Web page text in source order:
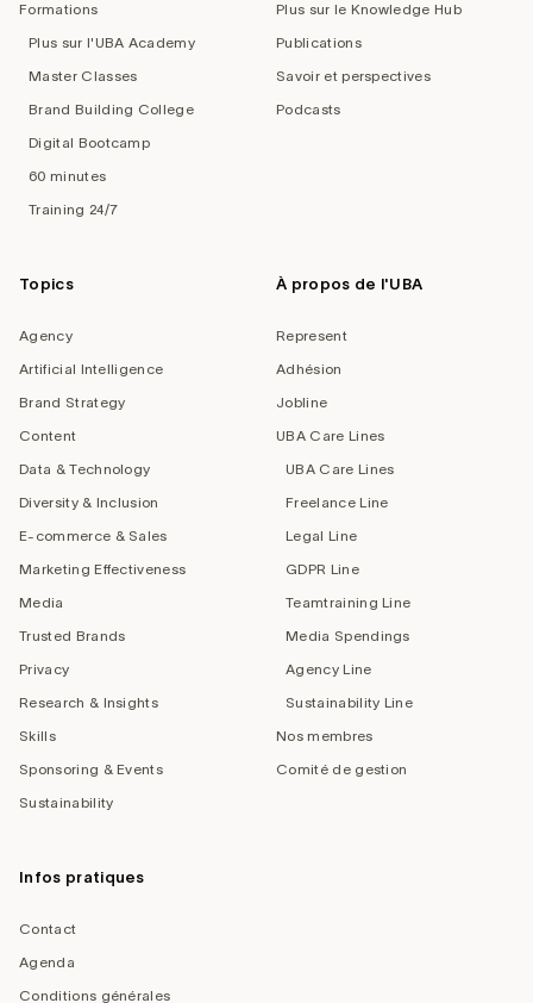
Formations
Plus sur l'UBA Academy
Master Classes
Brand Building College
Digital Bootcamp
60 minutes
Training 24/7
Plus sur le Knowledge Hub
Publications
Savoir et perspectives
Podcasts
Topics
Agency
Artificial Intelligence
Brand Strategy
Content
Data & Technology
Diversity & Inclusion
E-commerce & Sales
Marketing Effectiveness
Media
Trusted Brands
Privacy
Research & Insights
Skills
Sponsoring & Events
Sustainability
À propos de l'UBA
Represent
Adhésion
Jobline
UBA Care Lines
UBA Care Lines
Freelance Line
Legal Line
GDPR Line
Teamtraining Line
Media Spendings
Agency Line
Sustainability Line
Nos membres
Comité de gestion
Infos pratiques
Contact
Agenda
Conditions générales